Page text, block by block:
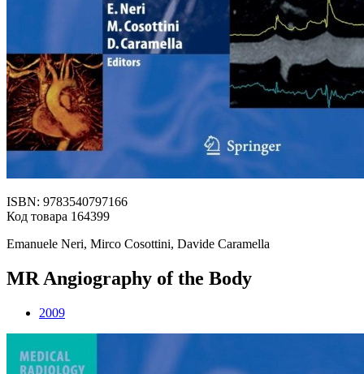
ISBN: 9783540797166
Код товара 164399
Emanuele Neri, Mirco Cosottini, Davide Caramella
MR Angiography of the Body
2009